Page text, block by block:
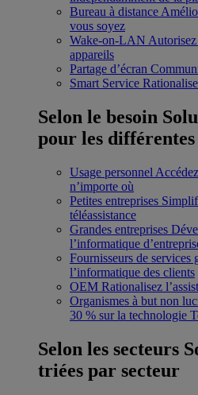
Bureau à distance
vous soyez
Wake-on-LAN Autorisez
appareils
Partage d’écran
Smart Service
Selon le besoin
pour les différentes
Usage personnel
n’importe où
Petites entreprises
téléassistance
Grandes entreprises
l’informatique
Fournisseurs de services
l’informatique des clients
OEM Rationalisez
Organismes à but non
30 % sur la technologie
Selon les secteurs
triées par secteur